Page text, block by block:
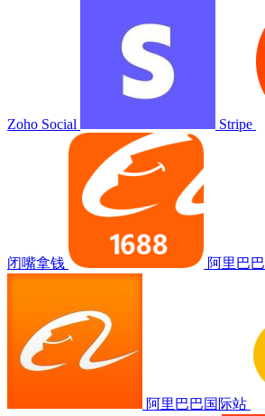
Zoho Social Stripe
闭嘴拿钱 阿里巴巴
阿里巴巴国际站